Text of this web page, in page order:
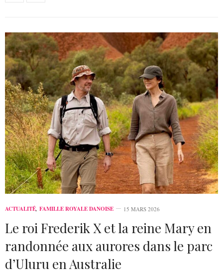
ACTUALITÉ, FAMILLE ROYALE DANOISE 15 MARS 2026
Le roi Frederik X et la reine Mary en
randonnée aux aurores dans le parc
d’Uluru en Australie